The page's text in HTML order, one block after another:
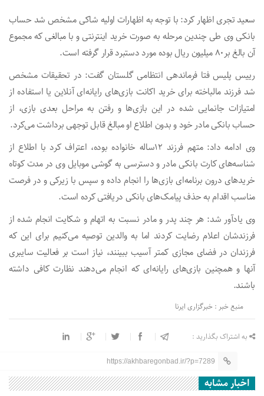
سعید تجری اظهار کرد: با توجه به اظهارات اولیه شاکی مشخص شد حساب
بانکی وی طی چندین مرحله به صورت خرید اینترنتی و با مبالغی که مجموع
آن بالغ بر۸۰ میلیون ریال بوده مورد دستبرد قرار گرفته است.
رییس پلیس فتا فرماندهی انتظامی گلستان گفت: در تحقیقات مشخص
شد فرزند مالباخته برای خرید اکانت بازی‌های رایانه‌ای آنلاین یا استفاده از
امتیازات جانمایی شده در این بازی‌ها و رفتن به مراحل بعدی بازی، از
حساب بانکی مادر خود و بدون اطلاع او مبالغ قابل توجهی برداشت می‌کرد.
وی ادامه داد: متهم فرزند ۱۲ساله خانواده بوده، اعتراف کرد با اطلاع از
شناسه‌های کارت بانکی مادر و دسترسی به گوشی موبایل وی در مدت کوتاه
خریدهای درون برنامه‌ای بازی‌ها را انجام داده و سپس با زیرکی و در فرصت
مناسب اقدام به حذف پیامک‌های بانکی دریافتی کرده است.
وی یادآور شد: هر چند پدر و مادر نسبت به اتهام و شکایت انجام شده از
فرزندشان اعلام رضایت کردند اما به والدین توصیه می‌کنیم برای این که
فرزندان در فضای مجازی کمتر آسیب ببینند، نیاز است بر فعالیت‌ سایبری
آنها و همچنین بازی‌های رایانه‌ای که انجام می‌دهند نظارت کافی داشته
باشند.
منبع خبر : خبرگزاری ایرنا
به اشتراک بگذارید :
https://akhbaregonbad.ir/?p=7289
اخبار مشابه